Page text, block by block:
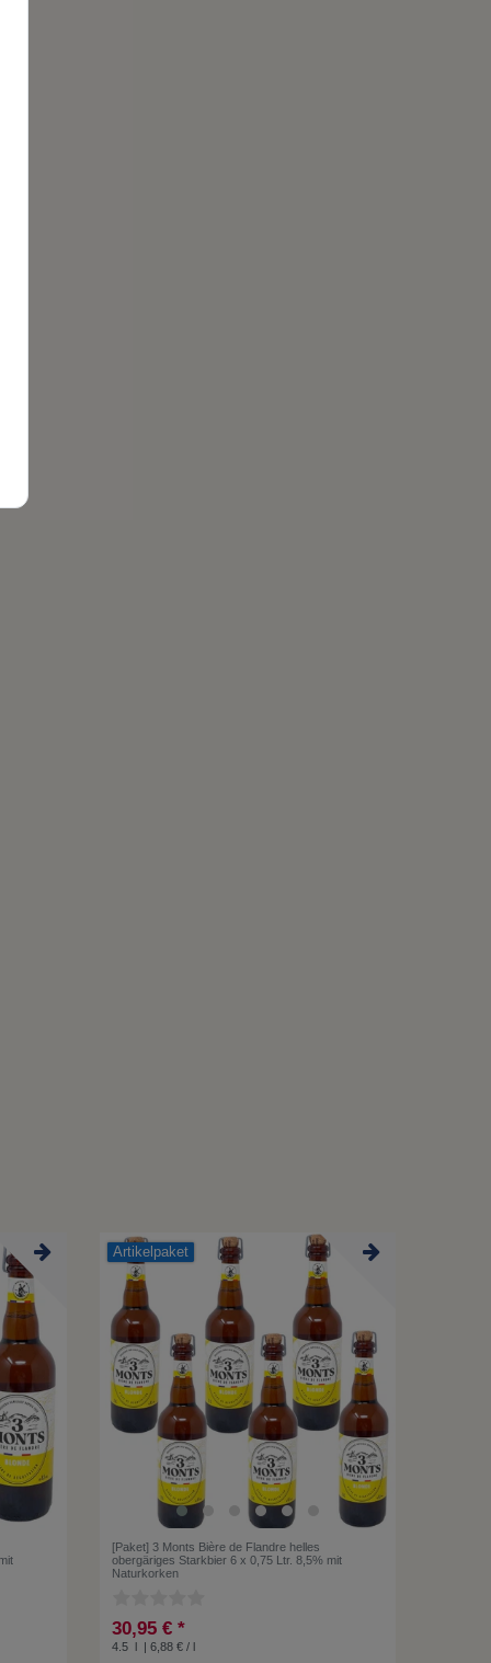
Artikelpaket
[Paket] 3 Monts Bière de Flandre helles
obergäriges Starkbier 6 x 0,75 Ltr. 8,5% mit
Naturkorken
30,95 € *
4.5 | 6,88 € / l